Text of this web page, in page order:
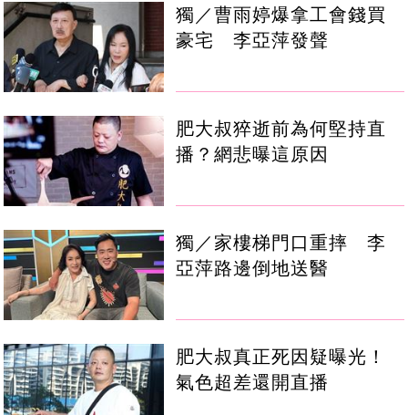
獨／曹雨婷爆拿工會錢買
豪宅 李亞萍發聲
肥大叔猝逝前為何堅持直
播？網悲曝這原因
獨／家樓梯門口重摔 李
亞萍路邊倒地送醫
肥大叔真正死因疑曝光！
氣色超差還開直播